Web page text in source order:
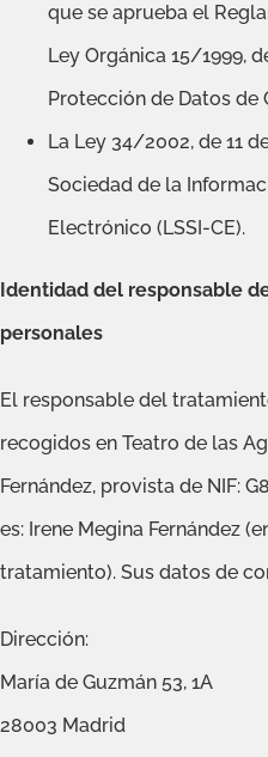
que se aprueba el
Ley Orgánica 15/1999,
Protección de Datos de
La Ley 34/2002, de 11
Sociedad de la
Electrónico (LSSI-CE).
Identidad del responsable
personales
El responsable del
recogidos en Teatro de las
Fernández, provista de NIF:
es: Irene Megina Fernández
tratamiento). Sus datos de
Dirección:
María de Guzmán 53, 1A
28003 Madrid